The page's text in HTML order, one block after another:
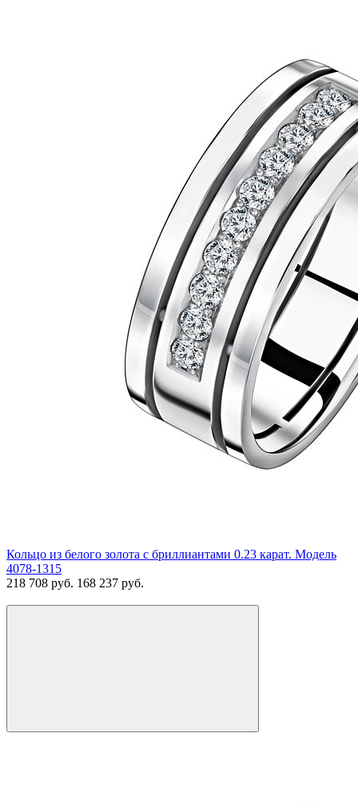
Кольцо из белого золота с бриллиантами 0.23 карат. Модель
4078-1315
218 708 руб. 168 237 руб.